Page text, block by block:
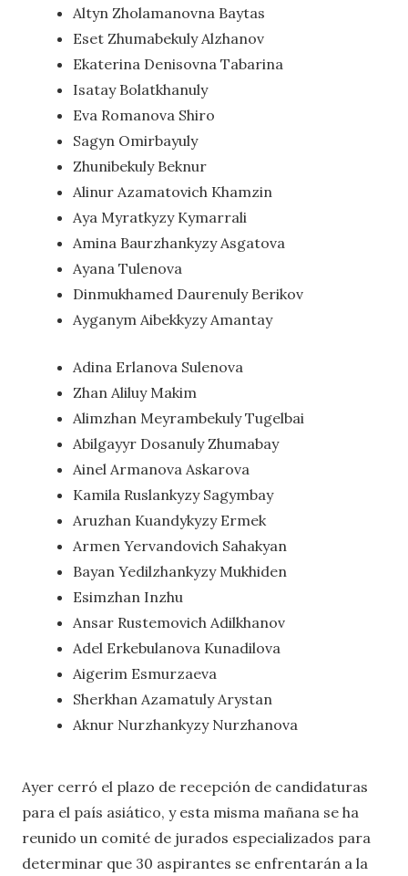
Altyn Zholamanovna Baytas
Eset Zhumabekuly Alzhanov
Ekaterina Denisovna Tabarina
Isatay Bolatkhanuly
Eva Romanova Shiro
Sagyn Omirbayuly
Zhunibekuly Beknur
Alinur Azamatovich Khamzin
Aya Myratkyzy Kymarrali
Amina Baurzhankyzy Asgatova
Ayana Tulenova
Dinmukhamed Daurenuly Berikov
Ayganym Aibekkyzy Amantay
Adina Erlanova Sulenova
Zhan Aliluy Makim
Alimzhan Meyrambekuly Tugelbai
Abilgayyr Dosanuly Zhumabay
Ainel Armanova Askarova
Kamila Ruslankyzy Sagymbay
Aruzhan Kuandykyzy Ermek
Armen Yervandovich Sahakyan
Bayan Yedilzhankyzy Mukhiden
Esimzhan Inzhu
Ansar Rustemovich Adilkhanov
Adel Erkebulanova Kunadilova
Aigerim Esmurzaeva
Sherkhan Azamatuly Arystan
Aknur Nurzhankyzy Nurzhanova
Ayer cerró el plazo de recepción de candidaturas
para el país asiático, y esta misma mañana se ha
reunido un comité de jurados especializados para
determinar que 30 aspirantes se enfrentarán a la